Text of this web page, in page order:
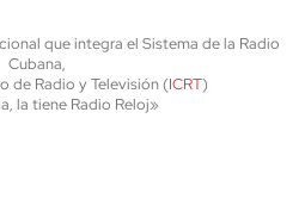
que integra el Sistema de la Radio
Cubana,
de Radio y Televisión (ICRT)
la tiene Radio Reloj»